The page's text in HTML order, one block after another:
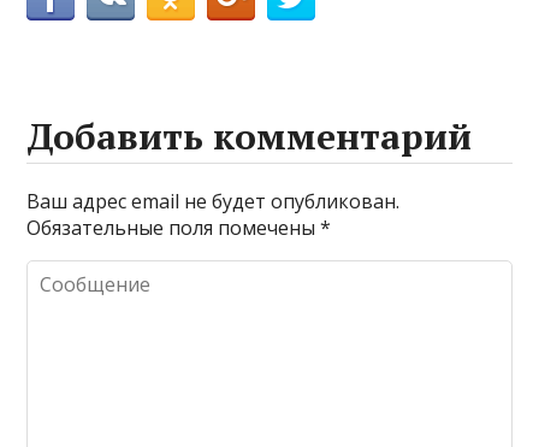
Добавить комментарий
Ваш адрес email не будет опубликован.
Обязательные поля помечены*